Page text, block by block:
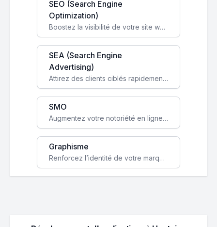
SEO (Search Engine
Optimization)
Boostez la visibilité de votre site web sur Google et attirez du trafic qualifié grâce à nos stratégies SEO.
SEA (Search Engine
Advertising)
Attirez des clients ciblés rapidement avec des campagnes publicitaires payantes optimisées pour vos objectifs.
SMO
Augmentez votre notoriété en ligne et stimulez la croissance de votre entreprise grâce à une stratégie sociale sur mesure.
Graphisme
Renforcez l’identité de votre marque avec un design unique qui capte l’attention et engage vos clients.